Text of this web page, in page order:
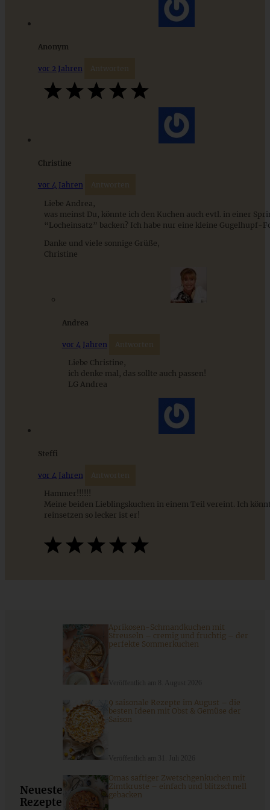
ZUM BEITRAG
Gefüllter Hefezopf mit Pistazien, Mandeln und Aprikosen
– saftig und aromatisch
ZUM BEITRAG
9 saisonale Rezepte im August – die besten Ideen mit Obst
Anonym
vor 2 Jahren Antworten
Christine
vor 4 Jahren Antworten
Liebe Andrea,
was meinst Du, könnte ich den Kuchen auch evtl. in einer
“Locheinsatz” backen? Ich habe nur eine kleine Gugelhupf-
Danke und viele sonnige Grüße,
Christine
Andrea
vor 4 Jahren Antworten
Liebe Christine,
ich denke mal, das sollte auch passen!
LG Andrea
Steffi
vor 4 Jahren Antworten
Hammer!!!!!!
Meine beiden Lieblingskuchen in einem Teil vereint. Ich
reinsetzen so lecker ist er!
Neueste
Rezepte
Aprikosen-Schmandkuchen mit
Streuseln – cremig und fruchtig – der
perfekte Sommerkuchen
Veröffentlich am 8. August 2026
9 saisonale Rezepte im August – die
besten Ideen mit Obst & Gemüse der
Saison
Omas saftiger Zwetschgenkuchen mit
Zimtkruste – einfach und blitzschnell
gebacken